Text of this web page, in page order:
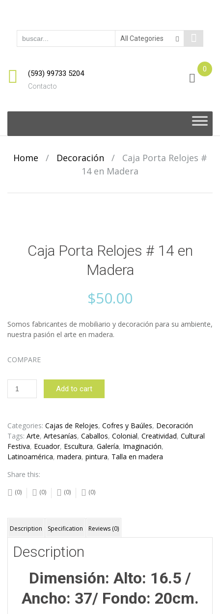
(593) 99733 5204
Contacto
0
content
Home / Decoración /
Caja Porta Relojes #
14 en Madera
Caja Porta Relojes # 14 en
Madera
$50.00
Somos fabricantes de mobiliario y decoración para su ambiente,
nuestra pasión el arte en madera.
COMPARE
Caja
Porta
14
en
Madera
quantity
Add to cart
Categories: Cajas de Relojes, Cofres y Baúles, Decoración
Tags: Arte, Artesanías, Caballos, Colonial, Creatividad, Cultural
Festiva, Ecuador, Escultura, Galería, Imaginación,
Latinoamérica, madera, pintura, Talla en madera
Share this:
(0) (0) (0) (0)
Description Specification Reviews (0)
Description
Dimensión: Alto: 16.5 /
Ancho: 37/ Fondo: 20cm.